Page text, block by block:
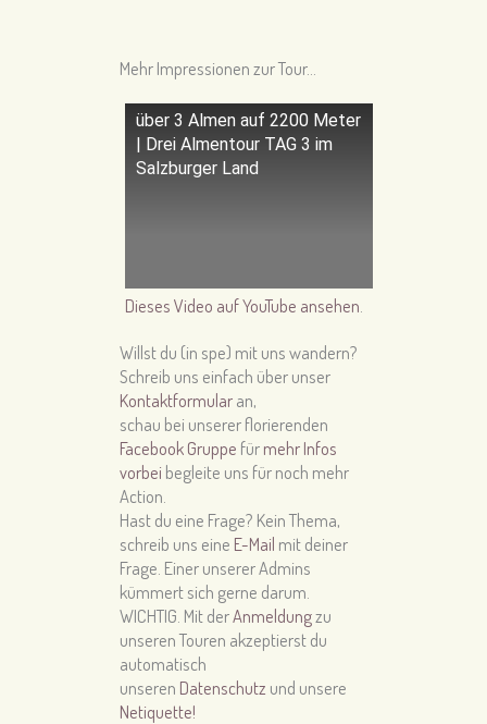
Mehr Impressionen zur Tour…
über 3 Almen auf 2200 Meter
| Drei Almentour TAG 3 im
Salzburger Land
Dieses Video auf YouTube ansehen
Willst du (in spe) mit uns wandern?
Schreib uns einfach über unser
Kontaktformularan,
schau bei unserer florierenden
Facebook Gruppe fürmehr Infos
vorbei begleite uns für noch mehr
Action.
Hast du eine Frage? Kein Thema,
schreib uns eine E-Mail mit deiner
Frage. Einer unserer Admins
kümmert sich gerne darum.
WICHTIG. Mit derAnmeldungzu
unseren Touren akzeptierst du
automatisch
unseren Datenschutz und unsere
Netiquette!